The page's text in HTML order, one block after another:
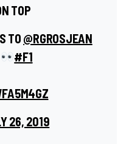
TOP
TO @RGROSJEAN
#F1
26, 2019